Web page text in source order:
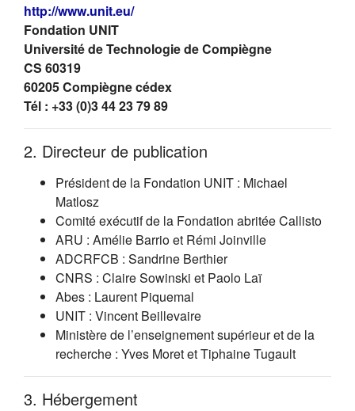
http://www.unit.eu/(s'ouvre dans un nouvel onglet)
Fondation UNIT
Université de Technologie de Compiègne
CS 60319
60205 Compiègne cédex
Tél : +33 (0)3 44 23 79 89
2. Directeur de publication
Président de la Fondation UNIT : Michael
Matlosz
Comité exécutif de la Fondation abritée Callisto
ARU : Amélie Barrio et Rémi Joinville
ADCRFCB : Sandrine Berthier
CNRS : Claire Sowinski et Paolo Laï
Abes : Laurent Piquemal
UNIT : Vincent Beillevaire
Ministère de l’enseignement supérieur et de la
recherche : Yves Moret et Tiphaine Tugault
3. Hébergement